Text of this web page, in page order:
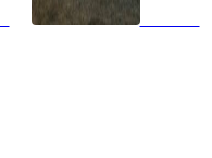
Vloeren